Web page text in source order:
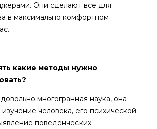
Они сделают все для
в максимально комфортном
какие методы нужно
многогранная наука, она
человека, его психической
поведенческих